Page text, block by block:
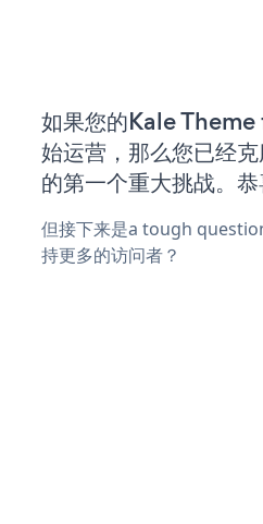
如果您的Kale
始运营，那么您已经
的第一个重大挑战。恭
但接下来是a tough
持更多的访问者？